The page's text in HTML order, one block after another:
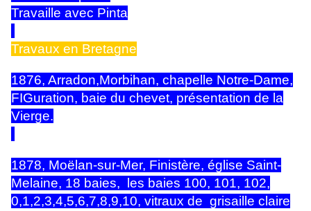
Travaille avec Pinta
Travaux en Bretagne
1876, Arradon,Morbihan, chapelle Notre-Dame,
FIGuration, baie du chevet, présentation de la
Vierge.
1878, Moëlan-sur-Mer, Finistère, église Saint-
Melaine, 18 baies, les baies 100, 101, 102,
0,1,2,3,4,5,6,7,8,9,10, vitraux de grisaille claire